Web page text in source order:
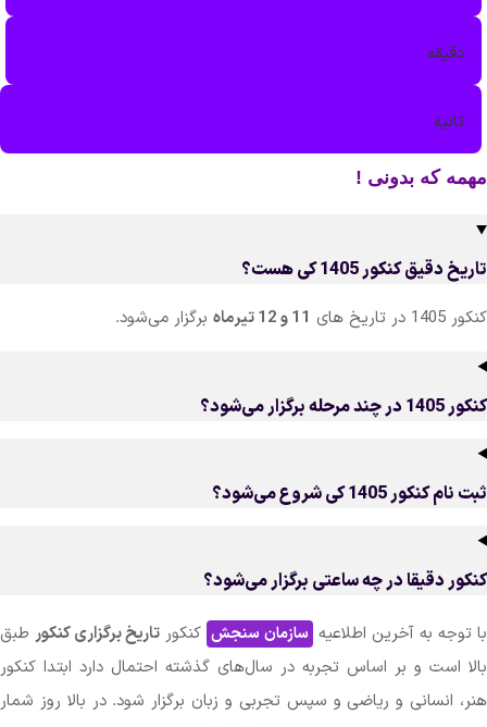
بدونی !
1405 کی هست؟
11 و 12 تیرماه برگزار می‌شود.
کی شروع می‌‌شود؟
در چه ساعتی برگزار می‌شود؟
به آخرین اطلاعیهسازمان سنجشکنکور تاریخ برگزاری کنکورطبق
و بر اساس تجربه در سال‌های گذشته احتمال دارد ابتدا کنکور
و ریاضی و سپس تجربی و زبان برگزار شود. در بالا روز شمار